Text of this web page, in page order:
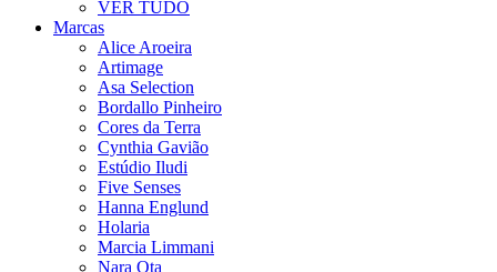
VER TUDO
Marcas
Alice Aroeira
Artimage
Asa Selection
Bordallo Pinheiro
Cores da Terra
Cynthia Gavião
Estúdio Iludi
Five Senses
Hanna Englund
Holaria
Marcia Limmani
Nara Ota